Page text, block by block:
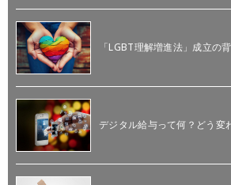
「LGBT理解増進法」成立の
デジタル給与って何？どう変